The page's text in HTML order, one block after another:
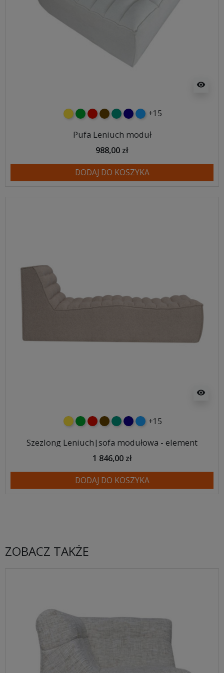
visibility
żółtyzielonyczerwony
czekoladowy
turkusowy
granatowy
niebieski
+15
Pufa Leniuch moduł
988,00 zł
DODAJ DO KOSZYKA
visibility
żółtyzielonyczerwony
czekoladowy
turkusowy
granatowy
niebieski
+15
Szezlong Leniuch|sofa modułowa - element
1 846,00 zł
DODAJ DO KOSZYKA
ZOBACZ TAKŻE